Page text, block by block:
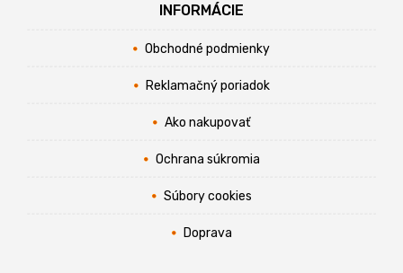
INFORMÁCIE
Obchodné podmienky
Reklamačný poriadok
Ako nakupovať
Ochrana súkromia
Súbory cookies
Doprava